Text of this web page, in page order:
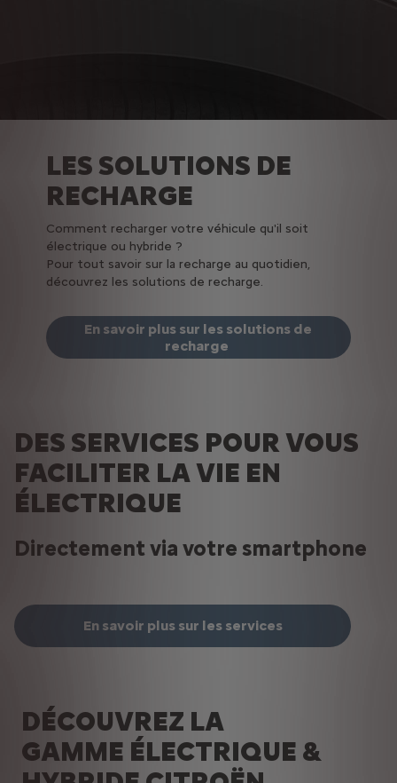
LES SOLUTIONS DE
RECHARGE
Comment recharger votre véhicule qu'il soit
électrique ou hybride ?
Pour tout savoir sur la recharge au quotidien,
découvrez les solutions de recharge.
En savoir plus sur les solutions de
recharge
DES SERVICES POUR VOUS
FACILITER LA VIE EN
ÉLECTRIQUE
Directement via votre smartphone
En savoir plus sur les services
DÉCOUVREZ LA
GAMME ÉLECTRIQUE &